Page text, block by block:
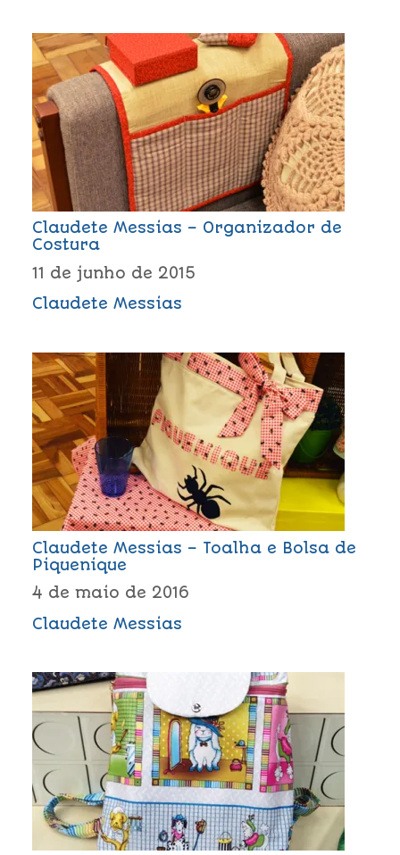
Claudete Messias – Organizador de
Costura
11 de junho de 2015
Claudete Messias
Claudete Messias – Toalha e Bolsa de
Piquenique
4 de maio de 2016
Claudete Messias